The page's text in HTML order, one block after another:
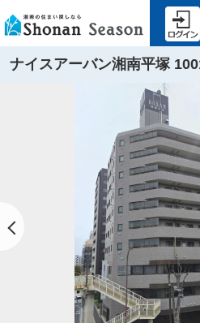
ナイスアーバン湘南平塚